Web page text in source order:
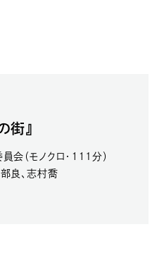
街』
会（モノクロ・１１1分）
良、志村喬